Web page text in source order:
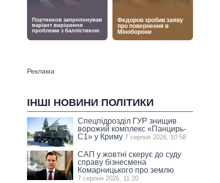
ІНШІ НОВИНИ ПОЛІТИКИ
Спецпідрозділ ГУР знищив
ворожий комплекс «Панцирь-
С1» у Криму 7 серпня 2026, 10:58
САП у жовтні скерує до суду
справу бізнесмена
Комарницького про землю
7 серпня 2026, 11:20